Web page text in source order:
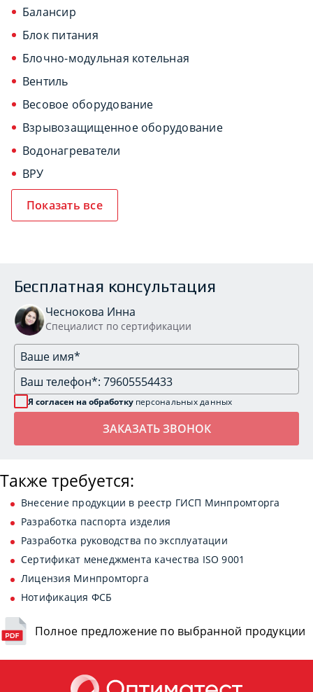
Балансир
Блок питания
Блочно-модульная котельная
Вентиль
Весовое оборудование
Взрывозащищенное оборудование
Водонагреватели
ВРУ
Показать все
Бесплатная консультация
Чеснокова Инна
Специалист по сертификации
Я согласен на обработку персональных данных
Также требуется:
Внесение продукции в реестр ГИСП Минпромторга
Разработка паспорта изделия
Разработка руководства по эксплуатации
Сертификат менеджмента качества ISO 9001
Лицензия Минпромторга
Нотификация ФСБ
Полное предложение по выбранной продукции